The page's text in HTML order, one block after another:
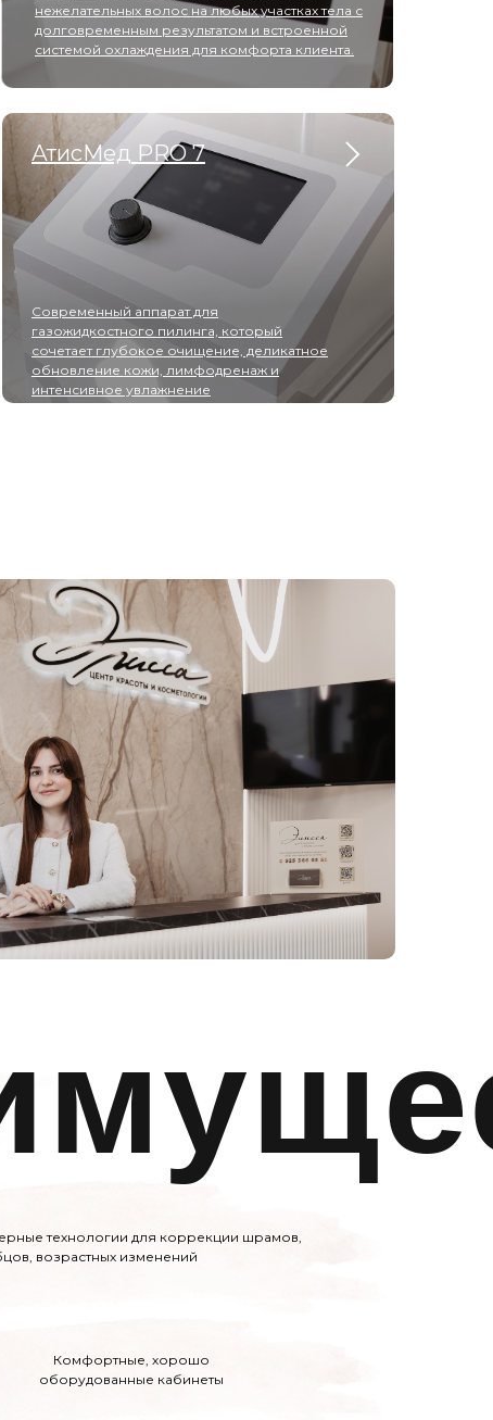
Современный аппарат для
газожидкостного пилинга, который
сочетает глубокое очищение, деликатное
обновление кожи, лимфодренаж и
интенсивное увлажнение
АтисМед PRO 7
нежелательных волос на любых участках тела с
долговременным результатом и встроенной
системой охлаждения для комфорта клиента.
Комфортные, хорошо
оборудованные кабинеты
технологии для коррекции шрамов,
возрастных изменений